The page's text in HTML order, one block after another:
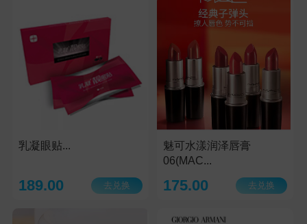
乳凝眼贴...
189.00 去兑换
魅可水漾润泽唇膏
06(MAC...
175.00 去兑换